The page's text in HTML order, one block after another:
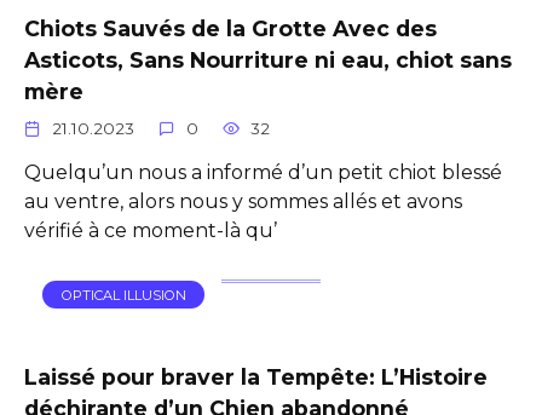
Chiots Sauvés de la Grotte Avec des
Asticots, Sans Nourriture ni eau, chiot sans
mère
21.10.2023 0 32
Quelqu’un nous a informé d’un petit chiot blessé
au ventre, alors nous y sommes allés et avons
vérifié à ce moment-là qu’
OPTICAL ILLUSION
Laissé pour braver la Tempête: L’Histoire
déchirante d’un Chien abandonné